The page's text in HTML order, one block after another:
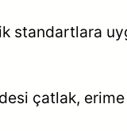
standartlara
çatlak,